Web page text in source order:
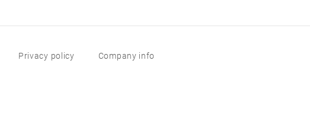
Privacy policy Company info